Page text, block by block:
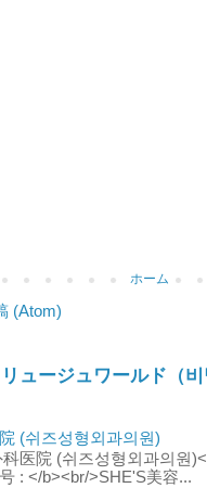
ホーム
(Atom)
ュージュワールド（
(쉬즈성형외과의원)
医院 (쉬즈성형외과의원
: </b><br/>SHE'S美容...